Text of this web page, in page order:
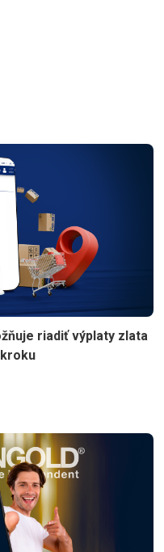
riadiť výplaty zlata